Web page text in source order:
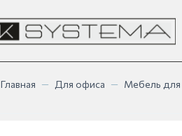
Главная — Для офиса — Мебель для